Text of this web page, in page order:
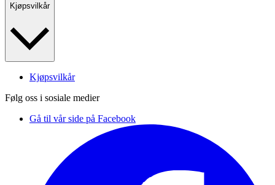
Kjøpsvilkår
Kjøpsvilkår
Følg oss i sosiale medier
Gå til vår side på Facebook